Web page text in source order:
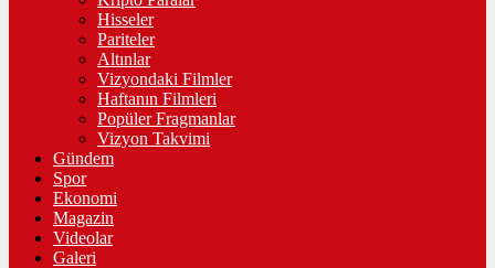
Hisseler
Pariteler
Altınlar
Vizyondaki Filmler
Haftanın Filmleri
Popüler Fragmanlar
Vizyon Takvimi
Gündem
Spor
Ekonomi
Magazin
Videolar
Galeri